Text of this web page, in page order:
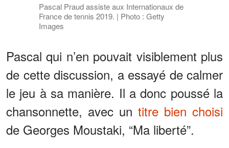
Pascal Praud assiste aux Internationaux de
France de tennis 2019. | Photo : Getty
Images
Pascal qui n’en pouvait visiblement plus
de cette discussion, a essayé de calmer
le jeu à sa manière. Il a donc poussé la
chansonnette, avec un titre bien choisi
de Georges Moustaki, “Ma liberté”.